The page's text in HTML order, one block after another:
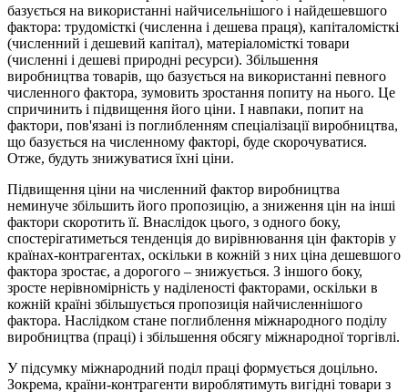
базується на використанні найчисельнішого і найдешевшого
фактора: трудомісткі (численна і дешева праця), капіталомісткі
(численний і дешевий капітал), матеріаломісткі товари
(численні і дешеві природні ресурси). Збільшення
виробництва товарів, що базується на використанні певного
численного фактора, зумовить зростання попиту на нього. Це
спричинить і підвищення його ціни. І навпаки, попит на
фактори, пов'язані із поглибленням спеціалізації виробництва,
що базується на численному факторі, буде скорочуватися.
Отже, будуть знижуватися їхні ціни.
Підвищення ціни на численний фактор виробництва
неминуче збільшить його пропозицію, а зниження цін на інші
фактори скоротить її. Внаслідок цього, з одного боку,
спостерігатиметься тенденція до вирівнювання цін факторів у
країнах-контрагентах, оскільки в кожній з них ціна дешевшого
фактора зростає, а дорогого – знижується. З іншого боку,
зросте нерівномірність у наділеності факторами, оскільки в
кожній країні збільшується пропозиція найчисленнішого
фактора. Наслідком стане поглиблення міжнародного поділу
виробництва (праці) і збільшення обсягу міжнародної торгівлі.
У підсумку міжнародний поділ праці формується доцільно.
Зокрема, країни-контрагенти вироблятимуть вигідні товари з